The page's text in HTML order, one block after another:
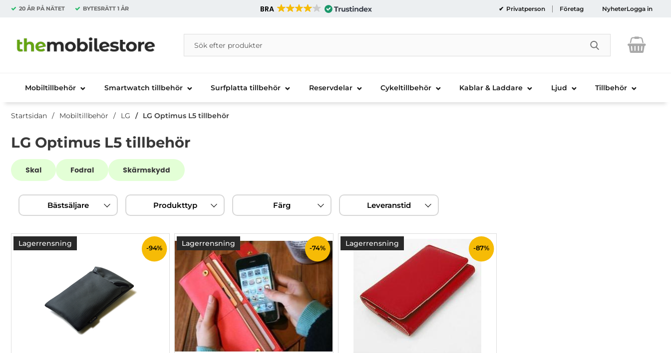
20 ÅR PÅ NÄTET BYTESRÄTT 1 ÅR BRA Privatperson Företag NyheterLogga in
Startsidan för Danira Telecom AB
Sök
Sök på Danira Telecom AB
Genomför
Mobiltillbehör Smartwatch tillbehör Surfplatta tillbehör Reservdelar Cykeltillbehör Kablar & Laddare Ljud Tillbehör
Startsidan Mobiltillbehör LG LG Optimus L5 tillbehör
LG Optimus L5 tillbehör
Underkategorier
Skal Fodral Skärmskydd
över
filtersektionen
Filtrera & sortera
Bästsäljare Produkttyp Färg Leveranstid
produktlista
Lagerrensning
-94%
Lagerrensning
-74%
Lagerrensning
-87%